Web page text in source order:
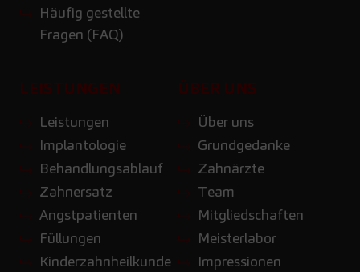
Häufig gestellte
Fragen (FAQ)
LEISTUNGEN
Leistungen
Implantologie
Behandlungsablauf
Zahnersatz
Angstpatienten
Füllungen
Kinderzahnheilkunde
ÜBER UNS
Über uns
Grundgedanke
Zahnärzte
Team
Mitgliedschaften
Meisterlabor
Impressionen